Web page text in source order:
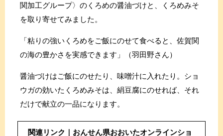
関加工グループ〉のくろめの醤油づけと、くろめみそ
を取り寄せてみました。
「粘りの強いくろめをご飯にのせて食べると、佐賀関
の海の豊かさを実感できます」（羽田野さん）
醤油づけはご飯にのせたり、味噌汁に入れたり。ショ
ウガの効いたくろめみそは、絹豆腐にのせれば、それ
だけで献立の一品になります。
関連リンク｜おんせん県おおいたオンラインショ